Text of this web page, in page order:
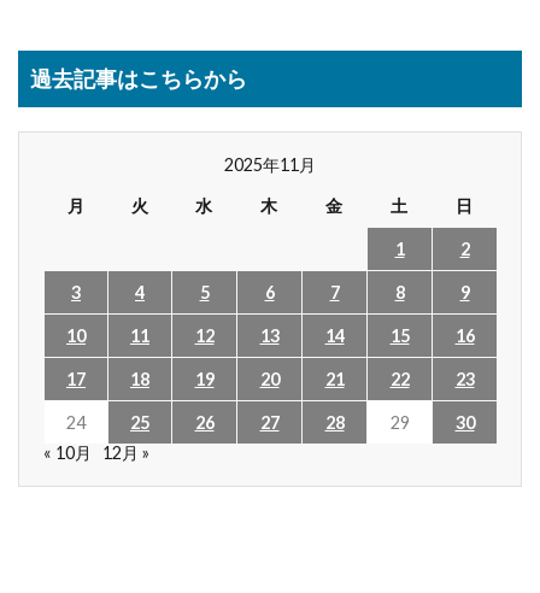
過去記事はこちらから
2025年11月
月
火 水 木 金 土 日
1 2
3 4 5 6 7 8 9
10 11 12 13 14 15 16
17 18 19 20 21 22 23
24 25 26 27 28 29
30
« 10月
12月 »